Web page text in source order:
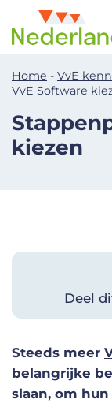
Home - VvE
VvE Software
kiezen
Deel
Steeds meer
belangrijke
slaan, om